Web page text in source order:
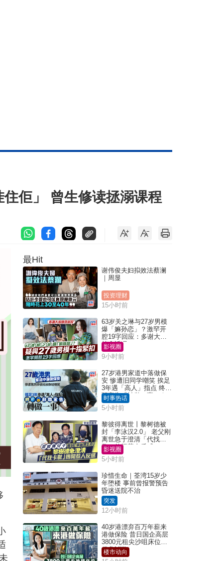
佢」 曾生修读拯溺课程
最Hit
谢伟俊夫妇拟效法蔡澜
｜周显
投资理财
15小时前
63岁关之琳与27岁男模
爆「嫲孙恋」？激罕开
腔19字回应：多谢大家
挂念近况
影视圈
9小时前
27岁港男家道中落做保
安 惨遭旧同学嘲笑 挨足
3年遇「高人」指点 终辞
职宣告「转做一事」｜
Juicy叮
时事热话
5小时前
黎彼得离世丨黎树德被
封「李泳汉2.0」 老父刚
离世急于澄清「代找卡
数」传闻惹人反感
影视圈
5小时前
珍惜生命｜荃湾15岁少
年堕楼 事前曾报警预告
昏迷送院不治
突发
12小时前
40岁港漂弃百万年薪来
港做保险 昔日国企高层
3800元租尖沙咀床位｜
租盘Million
楼市动向